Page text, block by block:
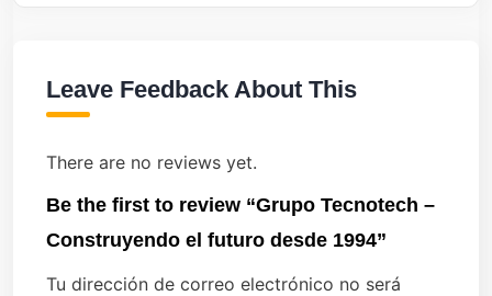
Leave Feedback About This
There are no reviews yet.
Be the first to review “Grupo Tecnotech –
Construyendo el futuro desde 1994”
Tu dirección de correo electrónico no será